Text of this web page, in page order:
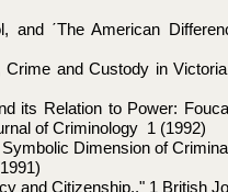
΄The American
and Custody in
its Relation to Power:
of Criminology 1 (1992)
Dimension of
and Citizenship.," 1 British